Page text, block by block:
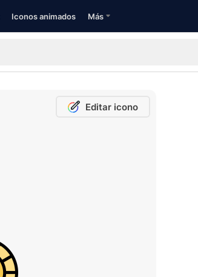
Iconos animados Más
Editar icono